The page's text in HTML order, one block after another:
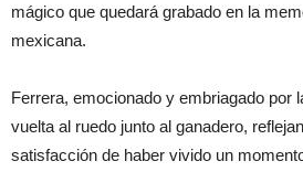
mágico que quedará grabado en la
mexicana.
Ferrera, emocionado y embriagado por
vuelta al ruedo junto al ganadero,
satisfacción de haber vivido un